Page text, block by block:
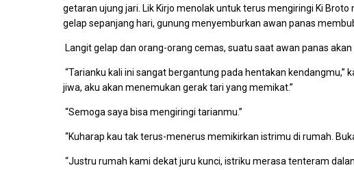
getaran ujung jari. Lik Kirjo menolak untuk terus mengiringi Ki
gelap sepanjang hari, gunung menyemburkan awan panas
Langit gelap dan orang-orang cemas, suatu saat awan panas
“Tarianku kali ini sangat bergantung pada hentakan kendangmu,”
jiwa, aku akan menemukan gerak tari yang memikat.”
“Semoga saya bisa mengiringi tarianmu.”
“Kuharap kau tak terus-menerus memikirkan istrimu di rumah.
“Justru rumah kami dekat juru kunci, istriku merasa tenteram